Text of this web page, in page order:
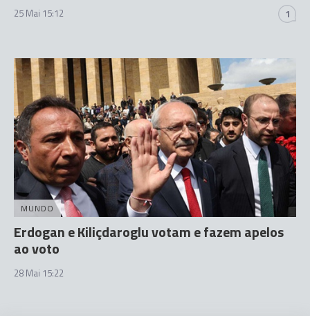
25 Mai 15:12 1
MUNDO
Erdogan e Kiliçdaroglu votam e fazem apelos
ao voto
28 Mai 15:22